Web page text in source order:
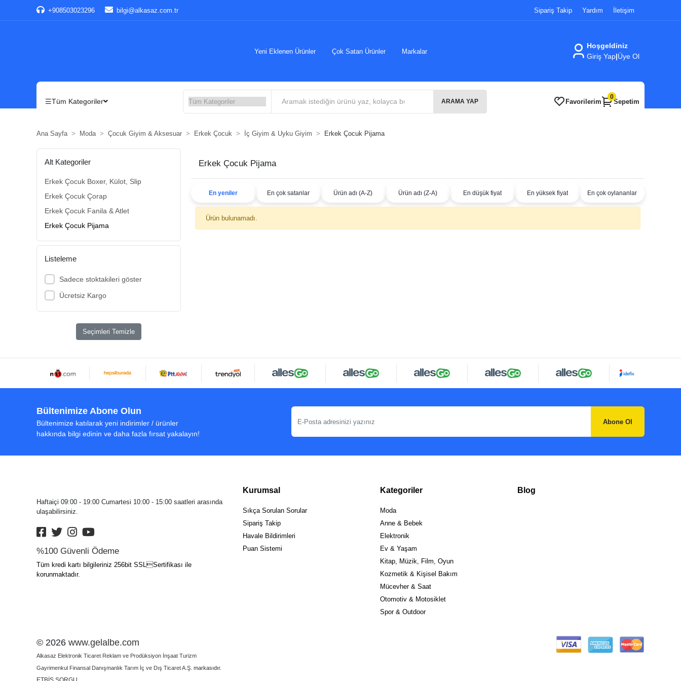
+908503023296 bilgi@alkasaz.com.tr Sipariş Takip Yardım İletişim
Yeni Eklenen Ürünler Çok Satan Ürünler Markalar
Hoşgeldiniz
Giriş Yap|Üye Ol
Tüm Kategoriler ARAMA YAP Favorilerim
0
Sepetim
Ana Sayfa Moda Çocuk Giyim & Aksesuar Erkek Çocuk İç Giyim & Uyku Giyim Erkek Çocuk Pijama
Alt Kategoriler
Erkek Çocuk Boxer, Külot, Slip
Erkek Çocuk Çorap
Erkek Çocuk Fanila & Atlet
Erkek Çocuk Pijama
Listeleme
Sadece stoktakileri göster
Ücretsiz Kargo
Seçimleri Temizle
Erkek Çocuk Pijama
En yeniler En çok satanlar Ürün adı (A-Z) Ürün adı (Z-A) En düşük fiyat En yüksek fiyat En çok oylananlar
Ürün bulunamadı.
Bültenimize Abone Olun
Bültenimize katılarak yeni indirimler / ürünler
hakkında bilgi edinin ve daha fazla fırsat yakalayın!
Abone Ol
Haftaiçi 09:00 - 19:00 Cumartesi 10:00 - 15:00 saatleri arasında
ulaşabilirsiniz.
%100 Güvenli Ödeme
Tüm kredi kartı bilgileriniz 256bit SSLSertifikası ile
korunmaktadır.
Kurumsal
Sıkça Sorulan Sorular
Sipariş Takip
Havale Bildirimleri
Puan Sistemi
Kategoriler
Moda
Anne & Bebek
Elektronik
Ev & Yaşam
Kitap, Müzik, Film, Oyun
Kozmetik & Kişisel Bakım
Mücevher & Saat
Otomotiv & Motosiklet
Spor & Outdoor
Blog
© 2026 www.gelalbe.com
Alkasaz Elektronik Ticaret Reklam ve Prodüksiyon İnşaat Turizm
Gayrimenkul Finansal Danışmanlık Tarım İç ve Dış Ticaret A.Ş. markasıdır.